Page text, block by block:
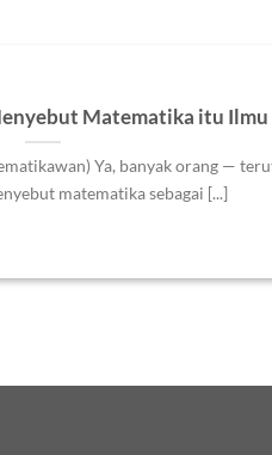
Matematika itu Ilmu
Ya, banyak orang —
matematika sebagai [...]